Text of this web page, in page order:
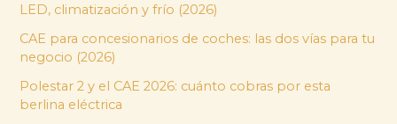
LED, climatización y frío (2026)
CAE para concesionarios de coches: las dos vías para tu
negocio (2026)
Polestar 2 y el CAE 2026: cuánto cobras por esta
berlina eléctrica